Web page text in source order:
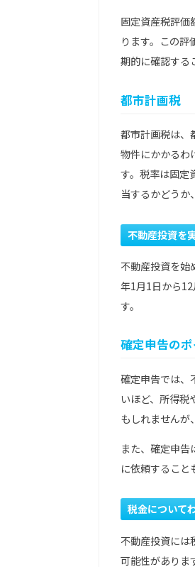
固定資産税評価
ります。この
期的に確認する
都市計画税
都市計画税は、
物件にかかるわ
す。税率は固定
当するかどうか
不動産投資を
不動産投資を始
年1月1日から
す。
確定申告の
確定申告では、
いほど、所得税
もしれませんが
また、確定申
に依頼すること
税金について
不動産投資には
可能性がありま